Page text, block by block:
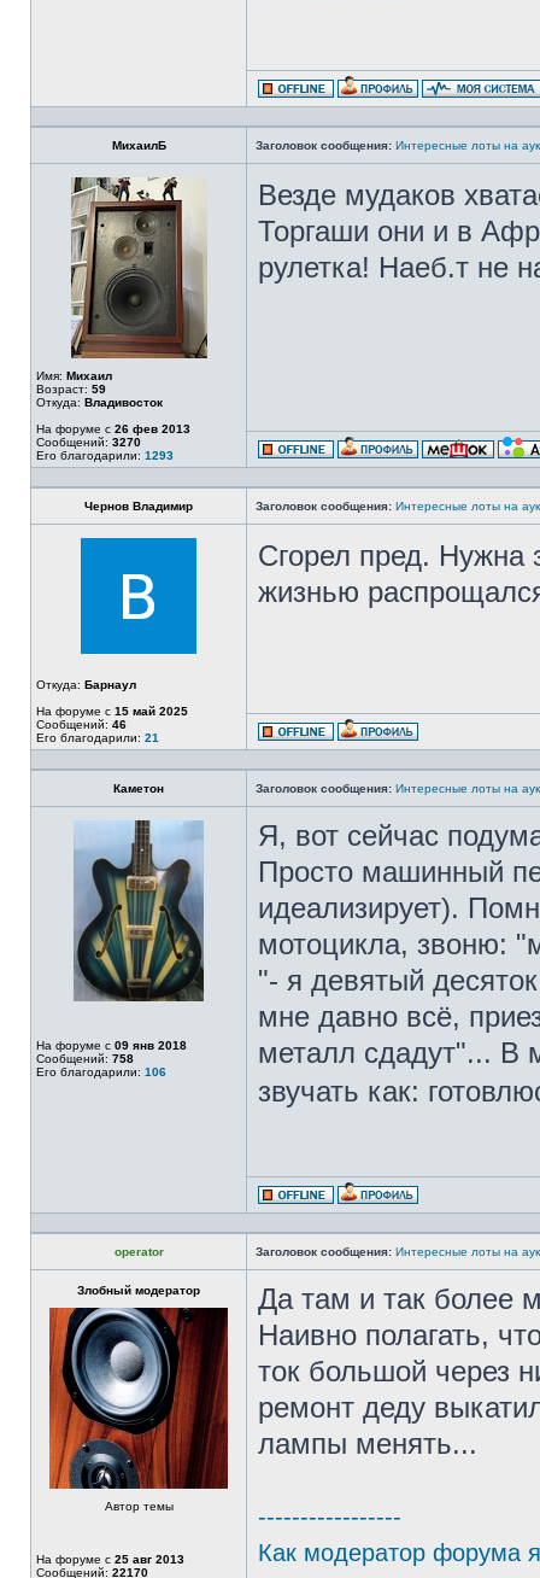
МихаилБ Заголовок сообщения: Интересные лоты на
Имя: Михаил
Возраст: 59
Откуда: Владивосток
На форуме с 26 фев 2013
Сообщений: 3270
Его благодарили: 1293
Везде мудаков
Торгаши они и в
рулетка! Наеб.т не
Чернов Владимир Заголовок сообщения: Интересные лоты на
Откуда: Барнаул
На форуме с 15 май 2025
Сообщений: 46
Его благодарили: 21
Сгорел пред.
жизнью
Каметон Заголовок сообщения: Интересные лоты на
На форуме с 09 янв 2018
Сообщений: 758
Его благодарили: 106
Я, вот сейчас
Просто машинный
идеализирует).
мотоцикла, звоню:
"- я девятый
мне давно всё,
металл сдадут"... В
звучать как:
operator Заголовок сообщения: Интересные лоты на
Злобный модератор
Автор темы
На форуме с 25 авг 2013
Сообщений: 22170
Да там и так более
Наивно полагать,
ток большой через
ремонт деду
лампы менять...
-----------------
Как модератор форума